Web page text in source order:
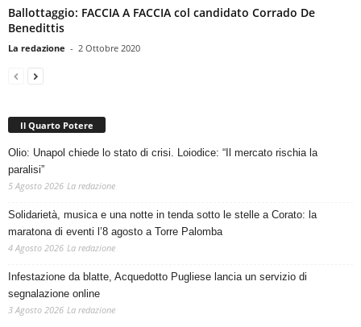
Ballottaggio: FACCIA A FACCIA col candidato Corrado De
Benedittis
La redazione - 2 Ottobre 2020
Il Quarto Potere
Olio: Unapol chiede lo stato di crisi. Loiodice: “Il mercato rischia la
paralisi”
5 Agosto 2026 La redazione
Solidarietà, musica e una notte in tenda sotto le stelle a Corato: la
maratona di eventi l’8 agosto a Torre Palomba
4 Agosto 2026 La redazione
Infestazione da blatte, Acquedotto Pugliese lancia un servizio di
segnalazione online
3 Agosto 2026 La redazione